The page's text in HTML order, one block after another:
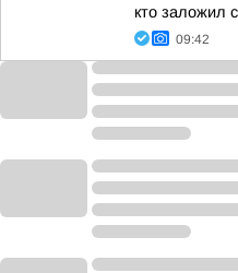
кто заложил
09:42